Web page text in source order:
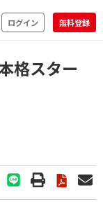
ログイン 無料登録
格スター